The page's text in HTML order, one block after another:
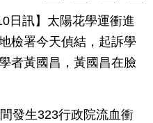
日訊】太陽花學運衝進
檢署今天偵結，起訴學
者黃國昌，黃國昌在臉
發生323行政院流血衝